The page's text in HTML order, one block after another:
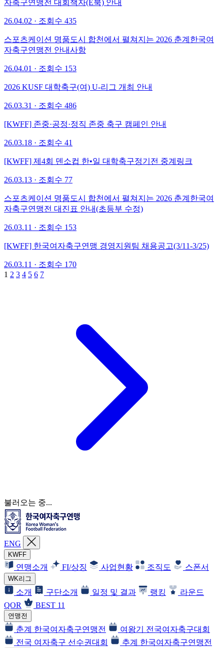
자축구연맹전 대회책자(E북) 안내
26.04.02 · 조회수 435
스포츠케이션 명품도시 합천에서 펼쳐지는 2026 춘계한국여
자축구연맹전 안내사항
26.04.01 · 조회수 153
2026 KUSF 대학축구(여) U-리그 개최 안내
26.03.31 · 조회수 486
[KWFF] 존중·공정·정직 존중 축구 캠페인 안내
26.03.18 · 조회수 41
[KWFF] 제4회 덴소컵 한•일 대학축구정기전 중계링크
26.03.13 · 조회수 77
스포츠케이션 명품도시 합천에서 펼쳐지는 2026 춘계한국여
자축구연맹전 대진표 안내(초등부 수정)
26.03.11 · 조회수 153
[KWFF] 한국여자축구연맹 경영지원팀 채용공고(3/11-3/25)
26.03.11 · 조회수 170
1 2 3 4 5 6 7
불러오는 중...
ENG
KWFF
연맹소개 FI/상징 사업현황 조직도 스폰서
WK리그
소개 구단소개 일정 및 결과 랭킹
라운드
QOR
BEST 11
연맹전
춘계 한국여자축구연맹전
여왕기 전국여자축구대회
전국 여자축구 선수권대회
추계 한국여자축구연맹전